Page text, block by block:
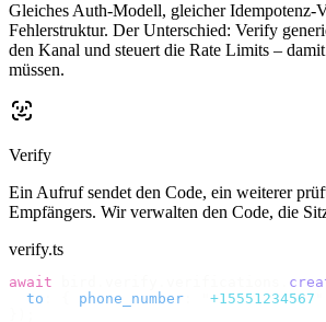
Gleiches Auth-Modell, gleicher Idempotenz-
Fehlerstruktur. Der Unterschied: Verify
den Kanal und steuert die Rate Limits –
müssen.
Verify
Ein Aufruf sendet den Code, ein weiterer
Empfängers. Wir verwalten den Code, die
verify.ts
await
  to
phone_number +15551234567